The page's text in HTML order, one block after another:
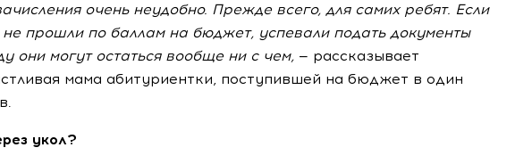
очень неудобно. Прежде всего, для самих ребят. Если
прошли по баллам на бюджет, успевали подать документы
они могут остаться вообще ни с чем, — рассказывает
мама абитуриентки, поступившей на бюджет в один
укол?